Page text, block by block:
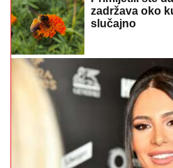
zadržava oko
slučajno